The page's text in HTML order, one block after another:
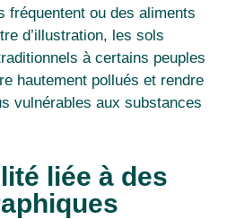
fréquentent ou des aliments
d’illustration, les sols
à certains peuples
hautement pollués et rendre
vulnérables aux substances
liée à des